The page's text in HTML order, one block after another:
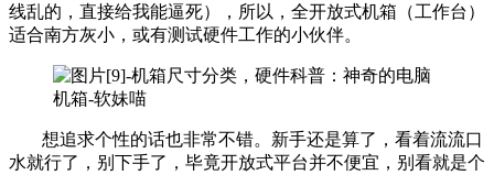
线乱的，直接给我能逼死），所以，全开放式机箱（工作台）
适合南方灰小，或有测试硬件工作的小伙伴。
想追求个性的话也非常不错。新手还是算了，看着流流口
水就行了，别下手了，毕竟开放式平台并不便宜，别看就是个